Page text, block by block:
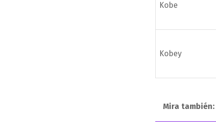
Kobe
Kobey
Mira también: